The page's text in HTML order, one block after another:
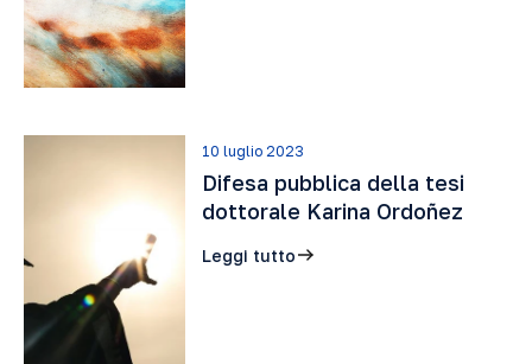
10 luglio 2023
Difesa pubblica della tesi
dottorale Karina Ordoñez
Leggi tutto